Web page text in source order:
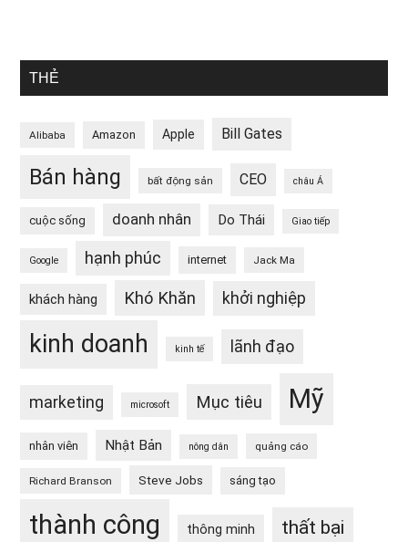
THẺ
Alibaba Amazon Apple Bill Gates
Bán hàng bất động sản CEO châu Á
cuộc sống doanh nhân Do Thái Giao tiếp
Google hạnh phúc internet Jack Ma
khách hàng Khó Khăn khởi nghiệp
kinh doanh kinh tế lãnh đạo
marketing microsoft Mục tiêu Mỹ
nhân viên Nhật Bản nông dân quảng cáo
Richard Branson Steve Jobs sáng tạo
thành công thông minh thất bại